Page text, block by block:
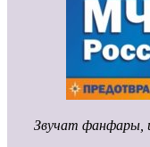
Звучат фанфары,